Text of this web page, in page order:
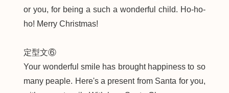
or you, for being a such a wonderful child. Ho-ho-
ho! Merry Christmas!
定型文⑥
Your wonderful smile has brought happiness to so
many peaple. Here's a present from Santa for you,